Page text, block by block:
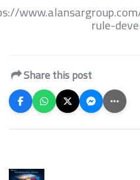
rule-
Share this post